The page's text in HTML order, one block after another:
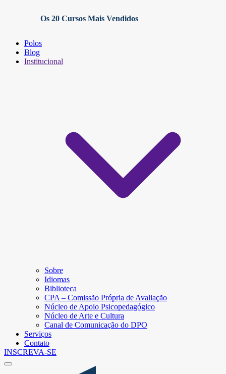
Os 20 Cursos Mais Vendidos
Polos
Blog
Institucional
Sobre
Idiomas
Biblioteca
CPA – Comissão Própria de Avaliação
Núcleo de Apoio Psicopedagógico
Núcleo de Arte e Cultura
Canal de Comunicação do DPO
Serviços
Contato
INSCREVA-SE